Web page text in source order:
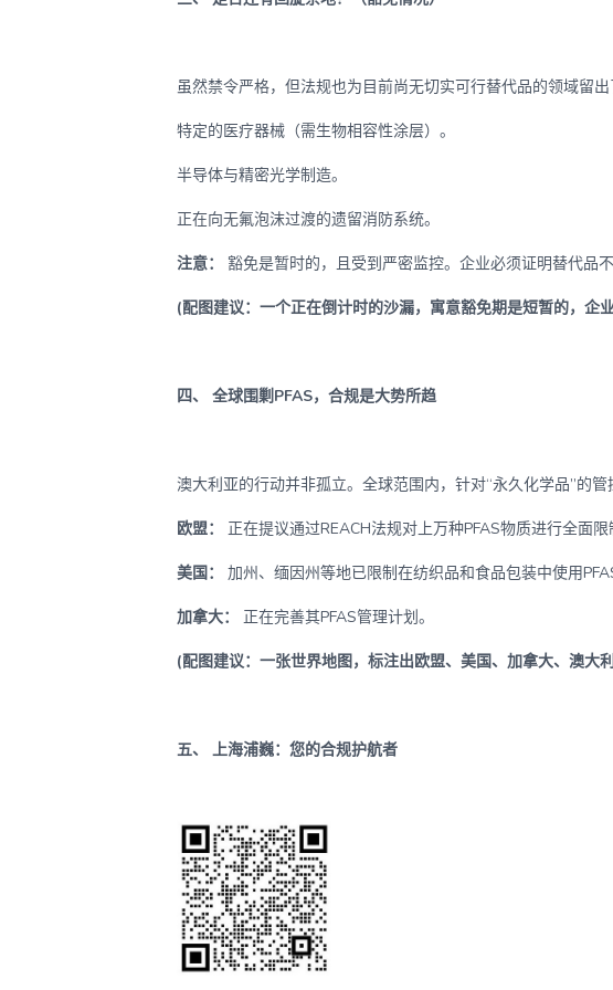
虽然禁令严格，但法规也为目前尚无切实可行替代品的领域留出
特定的医疗器械（需生物相容性涂层）。
半导体与精密光学制造。
正在向无氟泡沫过渡的遗留消防系统。
注意： 豁免是暂时的，且受到严密监控。企业必须证明替代品
(配图建议：一个正在倒计时的沙漏，寓意豁免期是短暂的，企
四、 全球围剿PFAS，合规是大势所趋
澳大利亚的行动并非孤立。全球范围内，针对“永久化学品”的管
欧盟： 正在提议通过REACH法规对上万种PFAS物质进行全面限
美国： 加州、缅因州等地已限制在纺织品和食品包装中使用
加拿大： 正在完善其PFAS管理计划。
(配图建议：一张世界地图，标注出欧盟、美国、加拿大、澳大
五、 上海浦巍：您的合规护航者